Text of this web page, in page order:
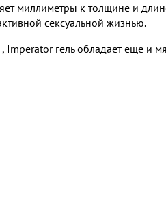
миллиметры к толщине и
сексуальной жизнью.
гель обладает еще и